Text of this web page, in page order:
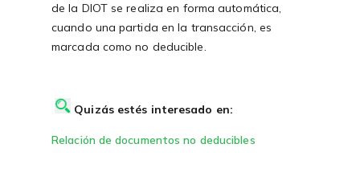
de la DIOT se realiza en forma automática,
cuando una partida en la transacción, es
marcada como no deducible.
Quizás estés interesado en:
Relación de documentos no deducibles